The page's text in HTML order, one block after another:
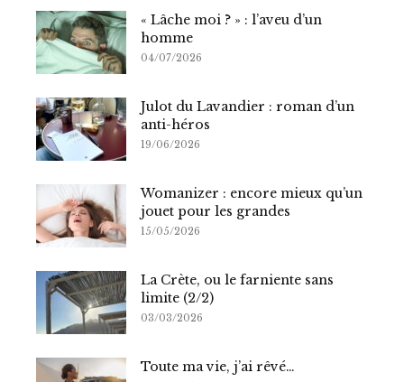
« Lâche moi ? » : l’aveu d’un
homme
04/07/2026
Julot du Lavandier : roman d’un
anti-héros
19/06/2026
Womanizer : encore mieux qu’un
jouet pour les grandes
15/05/2026
La Crète, ou le farniente sans
limite (2/2)
03/03/2026
Toute ma vie, j’ai rêvé…